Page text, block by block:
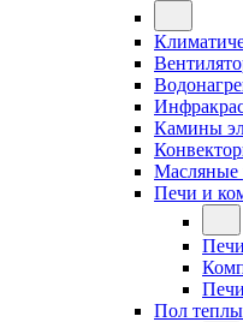
Камины
Масляные
Печи и
Пол